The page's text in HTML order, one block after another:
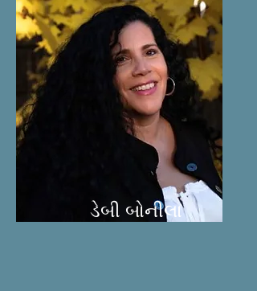
ડેબી બોનીલા